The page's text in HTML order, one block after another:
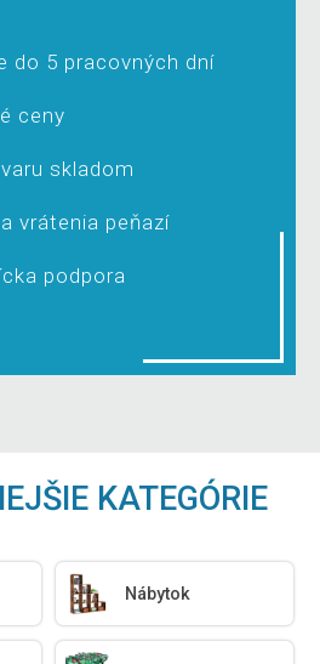
do 5 pracovných dní
ceny
skladom
vrátenia peňazí
podpora
KATEGÓRIE
Nábytok